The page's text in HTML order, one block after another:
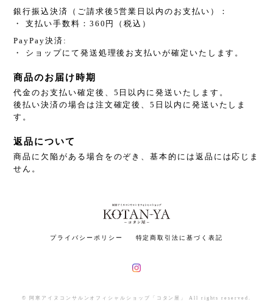
銀行振込決済（ご請求後5営業日以内のお支払い）：
・ 支払い手数料：360円（税込）
PayPay決済:
・ ショップにて発送処理後お支払いが確定いたします。
商品のお届け時期
代金のお支払い確定後、5日以内に発送いたします。
後払い決済の場合は注文確定後、5日以内に発送いたしま
す。
返品について
商品に欠陥がある場合をのぞき、基本的には返品には応じま
せん。
プライバシーポリシー 特定商取引法に基づく表記
© 阿寒アイヌコンサルンオフィシャルショップ「コタン屋」 All rights reserved.